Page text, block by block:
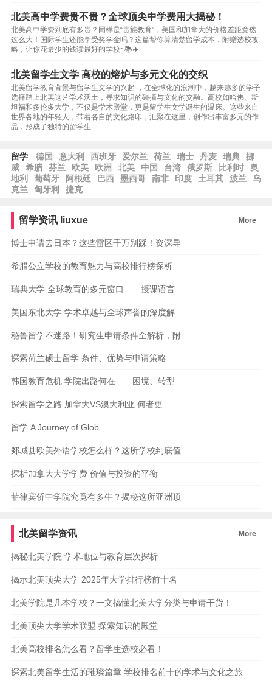
北美高中学费贵不贵？全球顶尖中学费用大揭秘！
北美高中学费到底有多贵？同样是“贵族教育”，美国和加拿大的价格差距竟然
这么大！国际学生还能享受奖学金吗？这篇帮你算清楚留学成本，附赠选校攻
略，让你花最少的钱读最好的学校~📚✈️
北美留学生文学 高校的熔炉与多元文化的交织
北美留学教育背景与留学生文学的兴起 ，在全球化的浪潮中，越来越多的学子
选择踏上北美这片学术沃土，寻求知识的碰撞与文化的交融。高校如哈佛、斯
坦福和多伦多大学，不仅是学术殿堂，更是留学生文学诞生的温床。这些来自
世界各地的年轻人，带着各自的文化烙印，汇聚在这里，创作出丰富多元的作
品，形成了独特的留学生
留学 德国 意大利 西班牙 爱尔兰 荷兰 瑞士 丹麦 瑞典
挪
威
希腊 芬兰 欧美 欧洲 北美 中国 台湾 俄罗斯 比利时
奥
地利
葡萄牙 阿根廷 巴西 墨西哥 南非 印度 土耳其 波兰
乌
克兰
匈牙利 捷克
留学资讯 liuxue More
博士申请去日本？这些雷区千万别踩！资深导
希腊公立学校的教育魅力与高校排行榜探析
瑞典大学 全球教育的多元窗口——授课语言
美国东北大学 学术卓越与全球声誉的深度解
秘鲁留学不迷路！研究生申请条件全解析，附
探索荷兰硕士留学 条件、优势与申请策略
韩国教育危机 学院出路何在——困境、转型
探索留学之路 加拿大VS澳大利亚 何者更
留学 A Journey of Glob
郯城县欧美外语学校怎么样？这所学校到底值
探析加拿大大学学费 价值与投资的平衡
菲律宾侨中学院究竟有多牛？揭秘这所亚洲顶
北美留学资讯 More
揭秘北美学院 学术地位与教育层次探析
揭示北美顶尖大学 2025年大学排行榜前十名
北美学院是几本学校？一文搞懂北美大学分类与申请干货！
北美顶尖大学学术联盟 探索知识的殿堂
北美高校排名怎么看？留学生选校必看！
探索北美留学生活的璀璨篇章 学校排名前十的学术与文化之旅